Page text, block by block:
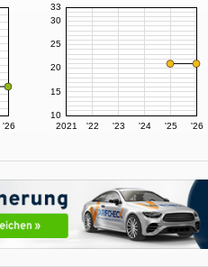
'26 2021 '22 '23 '24 '25 '26
10
15
20
25
30
33